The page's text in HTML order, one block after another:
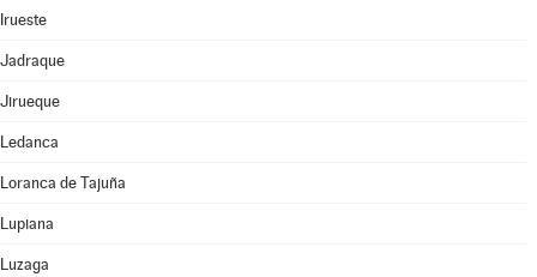
Irueste
Jadraque
Jirueque
Ledanca
Loranca de Tajuña
Lupiana
Luzaga